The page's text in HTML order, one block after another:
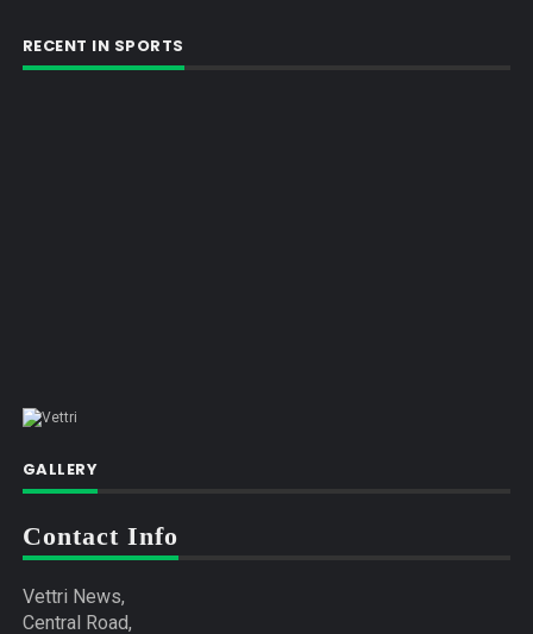
RECENT IN SPORTS
GALLERY
Contact Info
Vettri News,
Central Road,